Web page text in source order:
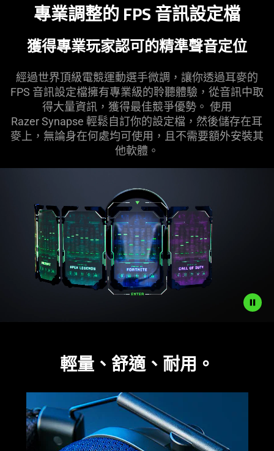
專業調整的 FPS 音訊設定檔
獲得專業玩家認可的精準聲音定位
經過世界頂級電競運動選手微調，讓你透過耳麥的
FPS 音訊設定檔擁有專業級的聆聽體驗，從音訊中取
得大量資訊，獲得最佳競爭優勢。 使用
Razer Synapse 輕鬆自訂你的設定檔，然後儲存在耳
麥上，無論身在何處均可使用，且不需要額外安裝其
他軟體 。
輕量、舒適、耐用。